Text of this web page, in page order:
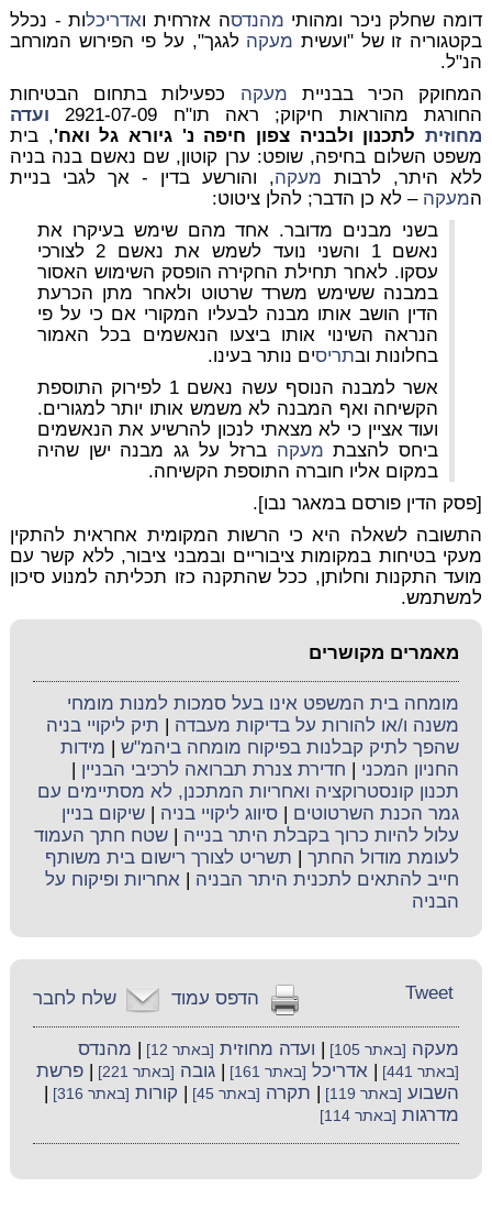
דומה שחלק ניכר ומהותי מהנדסה אזרחית ואדריכלות - נכלל
בקטגוריה זו של "ועשית מעקה לגגך", על פי הפירוש המורחב
הנ"ל.
המחוקק הכיר בבניית מעקה כפעילות בתחום הבטיחות
החורגת מהוראות חיקוק; ראה תו"ח 2921-07-09
ועדה
מחוזיתלתכנון ולבניה צפון חיפה נ' גיורא גל ואח', בית
משפט השלום בחיפה, שופט: ערן קוטון, שם נאשם בנה בניה
ללא היתר, לרבות מעקה, והורשע בדין - אך לגבי בניית
המעקה – לא כן הדבר; להלן ציטוט:
בשני מבנים מדובר. אחד מהם שימש בעיקרו את
נאשם 1 והשני נועד לשמש את נאשם 2 לצורכי
עסקו. לאחר תחילת החקירה הופסק השימוש האסור
במבנה ששימש משרד שרטוט ולאחר מתן הכרעת
הדין הושב אותו מבנה לבעליו המקורי אם כי על פי
הנראה השינוי אותו ביצעו הנאשמים בכל האמור
בחלונות ובתריסים נותר בעינו.
אשר למבנה הנוסף עשה נאשם 1 לפירוק התוספת
הקשיחה ואף המבנה לא משמש אותו יותר למגורים.
ועוד אציין כי לא מצאתי לנכון להרשיע את הנאשמים
ביחס להצבת מעקה ברזל על גג מבנה ישן שהיה
במקום אליו חוברה התוספת הקשיחה.
[פסק הדין פורסם במאגר נבו].
התשובה לשאלה היא כי הרשות המקומית אחראית להתקין
מעקי בטיחות במקומות ציבוריים ובמבני ציבור, ללא קשר עם
מועד התקנות וחלותן, ככל שהתקנה כזו תכליתה למנוע סיכון
למשתמש.
מאמרים מקושרים
מומחה בית המשפט אינו בעל סמכות למנות מומחי
משנה ו/או להורות על בדיקות מעבדה
תיק ליקויי בניה
שהפך לתיק קבלנות בפיקוח מומחה ביהמ"ש
מידות
החניון המכני
חדירת צנרת תברואה לרכיבי הבניין
תכנון קונסטרוקציה ואחריות המתכנן, לא מסתיימים עם
גמר הכנת השרטוטים |סיווג ליקויי בניה |שיקום בניין
עלול להיות כרוך בקבלת היתר בנייה |שטח חתך העמוד
לעומת מודול החתך
תשריט לצורך רישום בית משותף
חייב להתאים לתכנית היתר הבניה |אחריות ופיקוח על
הבניה
שלח לחבר הדפס עמוד Tweet
מעקה [באתר 105] ועדה מחוזית [באתר 12] מהנדס
[באתר 441] |אדריכל [באתר 161] |גובה [באתר 221] |פרשת
השבוע [באתר 119] תקרה [באתר 45] קורות [באתר 316]
מדרגות [באתר 114]